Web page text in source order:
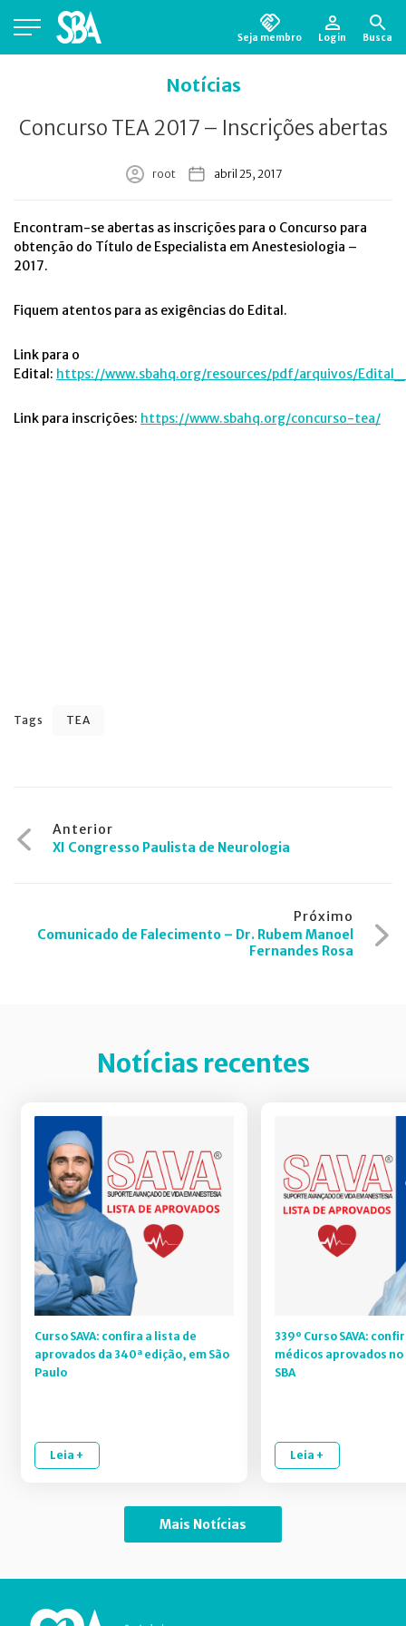
Seja membro Login Busca
Notícias
Concurso TEA 2017 – Inscrições abertas
root abril 25, 2017
Encontram-se abertas as inscrições para o Concurso para
obtenção do Título de Especialista em Anestesiologia –
2017.
Fiquem atentos para as exigências do Edital.
Link para o
Edital: https://www.sbahq.org/resources/pdf/arquivos/
Link para inscrições: https://www.sbahq.org/concurso-tea/
Tags TEA
Navegação
de
Anterior
XI Congresso Paulista de Neurologia
Próximo
Comunicado de Falecimento – Dr. Rubem Manoel
Fernandes Rosa
Notícias recentes
Curso SAVA: confira a lista de
aprovados da 340ª edição, em São
Paulo
Leia +
339º Curso SAVA:
médicos aprovados
SBA
Leia +
Mais Notícias